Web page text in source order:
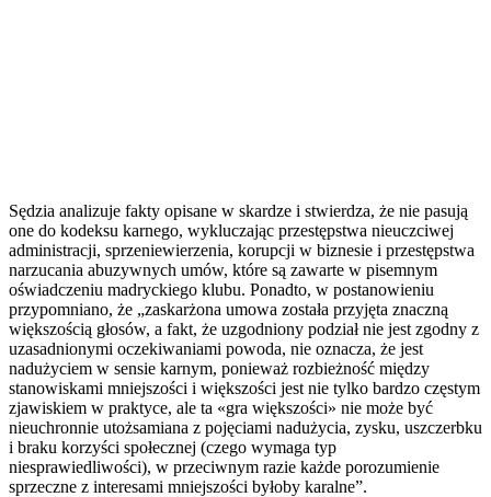
Sędzia analizuje fakty opisane w skardze i stwierdza, że nie pasują
one do kodeksu karnego, wykluczając przestępstwa nieuczciwej
administracji, sprzeniewierzenia, korupcji w biznesie i przestępstwa
narzucania abuzywnych umów, które są zawarte w pisemnym
oświadczeniu madryckiego klubu. Ponadto, w postanowieniu
przypomniano, że „zaskarżona umowa została przyjęta znaczną
większością głosów, a fakt, że uzgodniony podział nie jest zgodny z
uzasadnionymi oczekiwaniami powoda, nie oznacza, że jest
nadużyciem w sensie karnym, ponieważ rozbieżność między
stanowiskami mniejszości i większości jest nie tylko bardzo częstym
zjawiskiem w praktyce, ale ta «gra większości» nie może być
nieuchronnie utożsamiana z pojęciami nadużycia, zysku, uszczerbku
i braku korzyści społecznej (czego wymaga typ
niesprawiedliwości), w przeciwnym razie każde porozumienie
sprzeczne z interesami mniejszości byłoby karalne”.